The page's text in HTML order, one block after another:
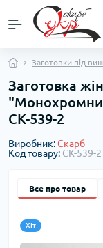
Заготовки під
Заготовка
СК-539-2
Виробник:Скарб
Код товару: СК-539-2
Все про товар
Хіт